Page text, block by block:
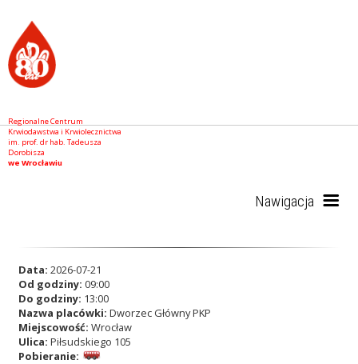
Regionalne Centrum
Krwiodawstwa i Krwiolecznictwa
im. prof. dr hab. Tadeusza
Dorobisza
we Wrocławiu
Nawigacja
RCKiK
Data: 2026-07-21
Od godziny: 09:00
Do godziny: 13:00
Nazwa placówki: Dworzec Główny PKP
Miejscowość: Wrocław
Ulica: Piłsudskiego 105
Pobieranie: